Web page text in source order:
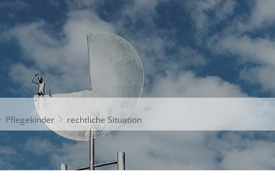
AKTUELLES THEMEN
Pflegekinder rechtliche Situation